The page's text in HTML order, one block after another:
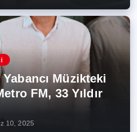
Müzikteki
FM, 33 Yıldır
10, 2025